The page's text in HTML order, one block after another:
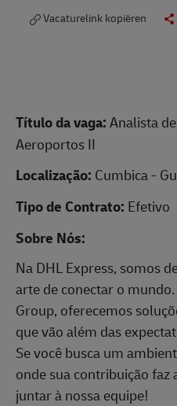
Vacaturelink kopiëren
Título da vaga:Analista
Aeroportos II
Localização: Cumbica -
Tipo de Contrato: Efetivo
Sobre Nós:
Na DHL Express, somos
arte de conectar o
Group, oferecemos
que vão além das
Se você busca um
onde sua contribuição faz
juntar à nossa equipe!